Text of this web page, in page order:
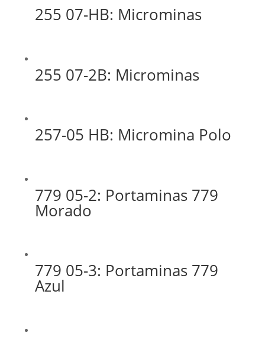
255 07-HB: Microminas
255 07-2B: Microminas
257-05 HB: Micromina Polo
779 05-2: Portaminas 779
Morado
779 05-3: Portaminas 779
Azul